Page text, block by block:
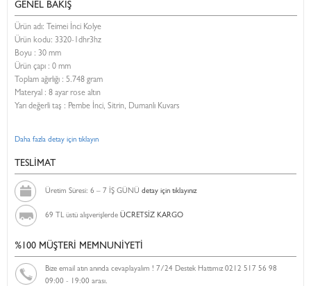
GENEL BAKIŞ
Ürün adı: Teimei İnci Kolye
Ürün kodu: 3320-1dhr3hz
Boyu : 30 mm
Ürün çapı : 0 mm
Toplam ağırlığı : 5.748 gram
Materyal : 8 ayar rose altın
Yarı değerli taş : Pembe İnci, Sitrin, Dumanlı Kuvars
Daha fazla detay için tıklayın
TESLİMAT
Üretim Süresi: 6 – 7 İŞ GÜNÜ detay için tıklayınız
69 TL üstü alışverişlerde ÜCRETSİZ KARGO
%100 MÜŞTERİ MEMNUNİYETİ
Bize email atın anında cevaplayalım ! 7/24 Destek Hattımız 0212 517 56 98
09:00 - 19:00 arası.